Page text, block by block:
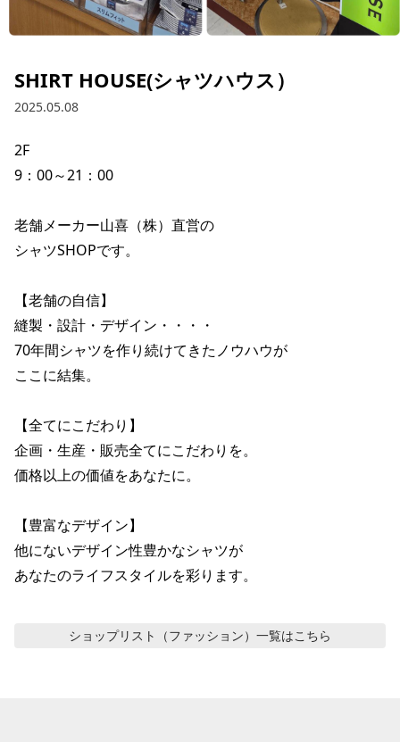
SHIRT HOUSE(シャツハウス）
2025.05.08
2F
9：00～21：00
老舗メーカー山喜（株）直営の
シャツSHOPです。
【老舗の自信】
縫製・設計・デザイン・・・・
70年間シャツを作り続けてきたノウハウが
ここに結集。
【全てにこだわり】
企画・生産・販売全てにこだわりを。
価格以上の価値をあなたに。
【豊富なデザイン】
他にないデザイン性豊かなシャツが
あなたのライフスタイルを彩ります。
ショップリスト（ファッション） 一覧はこちら